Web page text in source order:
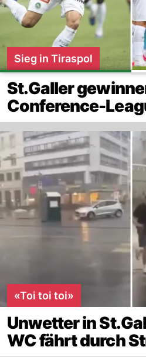
Sieg in Tiraspol
St.Galler
Conference-
«Toi toi toi»
Unwetter in
WC fährt durch